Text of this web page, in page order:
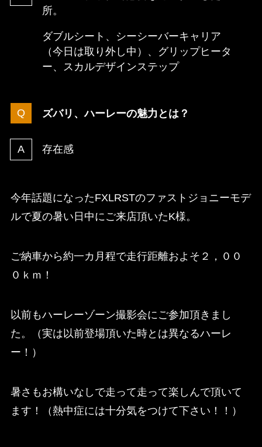
所。
ダブルシート、シーシーバーキャリア
（今日は取り外し中）、グリップヒータ
ー、スカルデザインステップ
ズバリ、ハーレーの魅力とは？
存在感
今年話題になったFXLRSTのファストジョニーモデ
ルで夏の暑い日中にご来店頂いたK様。
ご納車から約一カ月程で走行距離およそ２，００
０ｋｍ！
以前もハーレーゾーン撮影会にご参加頂きまし
た。（実は以前登場頂いた時とは異なるハーレ
ー！）
暑さもお構いなしで走って走って楽しんで頂いて
ます！（熱中症には十分気をつけて下さい！！）